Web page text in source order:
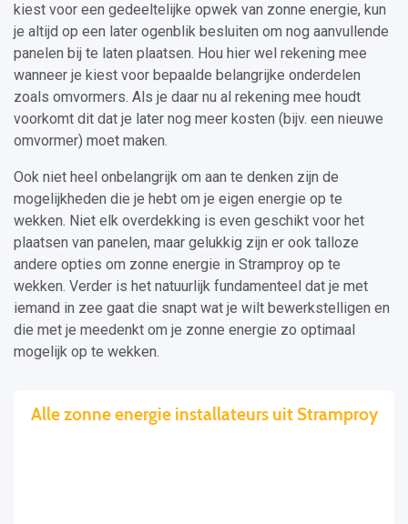
kiest voor een gedeeltelijke opwek van zonne energie, kun
je altijd op een later ogenblik besluiten om nog aanvullende
panelen bij te laten plaatsen. Hou hier wel rekening mee
wanneer je kiest voor bepaalde belangrijke onderdelen
zoals omvormers. Als je daar nu al rekening mee houdt
voorkomt dit dat je later nog meer kosten (bijv. een nieuwe
omvormer) moet maken.
Ook niet heel onbelangrijk om aan te denken zijn de
mogelijkheden die je hebt om je eigen energie op te
wekken. Niet elk overdekking is even geschikt voor het
plaatsen van panelen, maar gelukkig zijn er ook talloze
andere opties om zonne energie in Stramproy op te
wekken. Verder is het natuurlijk fundamenteel dat je met
iemand in zee gaat die snapt wat je wilt bewerkstelligen en
die met je meedenkt om je zonne energie zo optimaal
mogelijk op te wekken.
Alle zonne energie installateurs uit Stramproy